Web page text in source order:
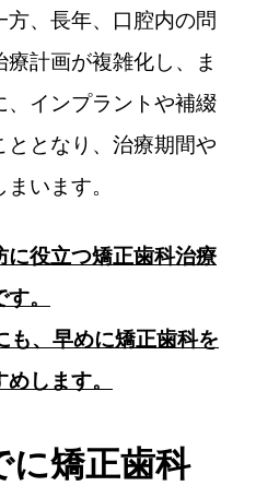
、長年、口腔内の問
計画が複雑化し、ま
、インプラントや補綴
となり、治療期間や
います。
に役立つ矯正歯科治療
。
も、早めに矯正歯科を
します。
に矯正歯科